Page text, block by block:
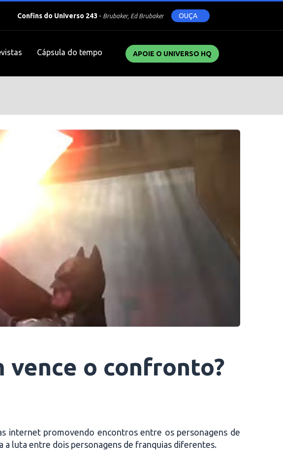
Confins do Universo 243 - Brubaker, Ed Brubaker OUÇA
Cápsula do tempo APOIE O UNIVERSO HQ
vence o confronto?
internet promovendo encontros entre os personagens de
a luta entre dois personagens de franquias diferentes.